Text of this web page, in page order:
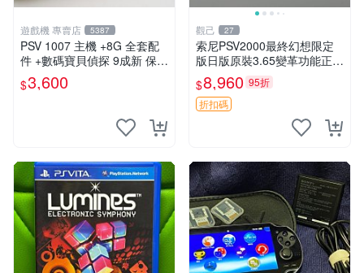
遊戲機 專賣店 5387
PSV 1007 主機 +8G 全套配
件 +數碼寶貝偵探 9成新 保修
一年 品質有保障
$3,600
觀己 27
索尼PSV2000最終幻想限定
版日版原裝3.65變革功能正常
背面小劃痕磨損 實物圖可查
限量珍藏 畫集 游戲機
$8,960 95折
折扣碼